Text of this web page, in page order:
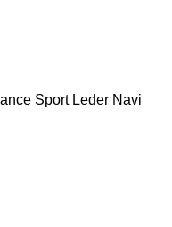
Sport Leder Navi